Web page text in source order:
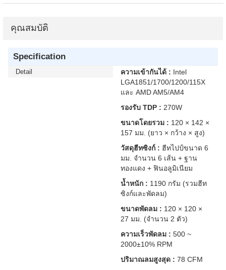
คุณสมบัติ
Specification
Detail ความเข้ากันได้ : Intel
LGA1851/1700/1200/115X
และ AMD AM5/AM4
รองรับ TDP : 270W
ขนาดโดยรวม : 120 × 142 ×
157 มม. (ยาว × กว้าง × สูง)
วัสดุฮีทซิงก์ : ฮีทไปป์ขนาด 6
มม. จำนวน 6 เส้น + ฐาน
ทองแดง + ฟินอลูมิเนียม
น้ำหนัก : 1190 กรัม (รวมฮีท
ซิงก์และพัดลม)
ขนาดพัดลม : 120 × 120 ×
27 มม. (จำนวน 2 ตัว)
ความเร็วพัดลม : 500 ~
2000±10% RPM
ปริมาณลมสูงสุด : 78 CFM